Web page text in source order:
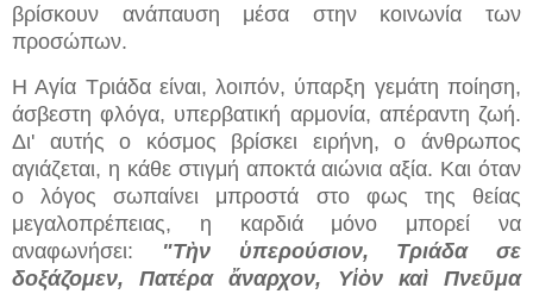
βρίσκουν ανάπαυση μέσα στην κοινωνία των
προσώπων.
Η Αγία Τριάδα είναι, λοιπόν, ύπαρξη γεμάτη ποίηση,
άσβεστη φλόγα, υπερβατική αρμονία, απέραντη ζωή.
Δι' αυτής ο κόσμος βρίσκει ειρήνη, ο άνθρωπος
αγιάζεται, η κάθε στιγμή αποκτά αιώνια αξία. Και όταν
ο λόγος σωπαίνει μπροστά στο φως της θείας
μεγαλοπρέπειας, η καρδιά μόνο μπορεί να
αναφωνήσει:
"Τὴν ὑπερούσιον, Τριάδα σε
δοξάζομεν, Πατέρα ἄναρχον, Υἱὸν καὶ Πνεῦμα